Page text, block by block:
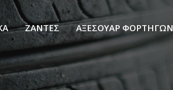
ΖΑΝΤΕΣ ΑΞΕΣΟΥΑΡ ΦΟΡΤΗΓΩΝ